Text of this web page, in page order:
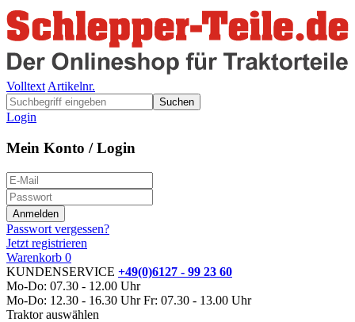
Volltext Artikelnr.
Suchen
Login
Mein Konto / Login
Passwort vergessen?
Jetzt registrieren
Warenkorb 0
KUNDENSERVICE +49(0)6127 - 99 23 60
Mo-Do: 07.30 - 12.00 Uhr
Mo-Do: 12.30 - 16.30 Uhr Fr: 07.30 - 13.00 Uhr
Traktor auswählen